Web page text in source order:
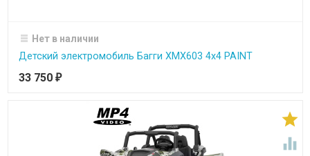
Нет в наличии
Детский электромобиль Багги ХМХ603 4х4 PAINT
33 750 ₽

